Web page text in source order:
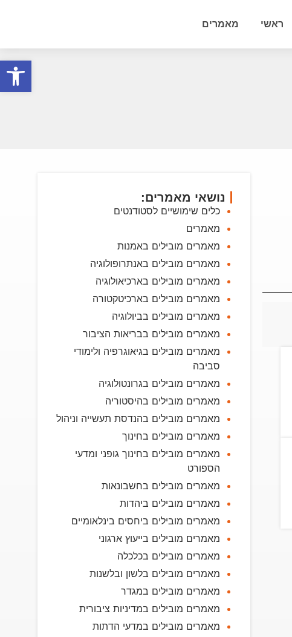
ראשי מאמרים
נושאי מאמרים:
כלים שימושיים לסטודנטים
מאמרים
מאמרים מובילים באמנות
מאמרים מובילים באנתרופולוגיה
מאמרים מובילים בארכיאולוגיה
מאמרים מובילים בארכיטקטורה
מאמרים מובילים בביולוגיה
מאמרים מובילים בבריאות הציבור
מאמרים מובילים בגיאוגרפיה ולימודי
סביבה
מאמרים מובילים בגרונטולוגיה
מאמרים מובילים בהיסטוריה
מאמרים מובילים בהנדסת תעשייה וניהול
מאמרים מובילים בחינוך
מאמרים מובילים בחינוך גופני ומדעי
הספורט
מאמרים מובילים בחשבונאות
מאמרים מובילים ביהדות
מאמרים מובילים ביחסים בינלאומיים
מאמרים מובילים בייעוץ ארגוני
מאמרים מובילים בכלכלה
מאמרים מובילים בלשון ובלשנות
מאמרים מובילים במגדר
מאמרים מובילים במדיניות ציבורית
מאמרים מובילים במדעי הדתות
פתח